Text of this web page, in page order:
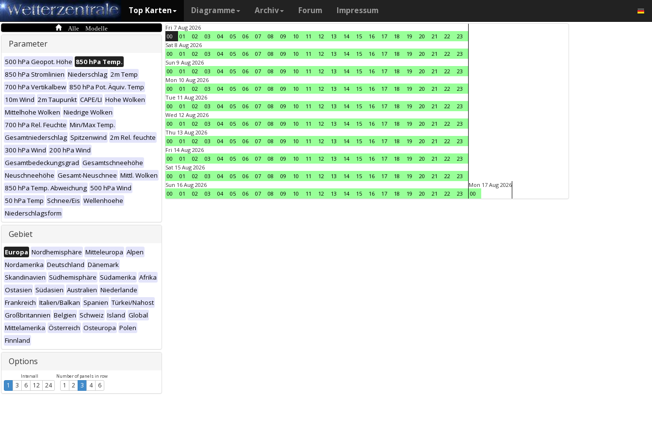
Top Karten Diagramme Archiv Forum Impressum
Alle Modelle
Parameter
500 hPa Geopot. Höhe 850 hPa Temp.
850 hPa Stromlinien Niederschlag 2m Temp
700 hPa Vertikalbew 850 hPa Pot. Äquiv. Temp
10m Wind 2m Taupunkt CAPE/LI Hohe Wolken
Mittelhohe Wolken Niedrige Wolken
700 hPa Rel. Feuchte Min/Max Temp.
Gesamtniederschlag Spitzenwind 2m Rel. feuchte
300 hPa Wind 200 hPa Wind
Gesamtbedeckungsgrad Gesamtschneehöhe
Neuschneehöhe Gesamt-Neuschnee Mittl. Wolken
850 hPa Temp. Abweichung 500 hPa Wind
50 hPa Temp Schnee/Eis Wellenhoehe
Niederschlagsform
Gebiet
Europa Nordhemisphäre Mitteleuropa Alpen
Nordamerika Deutschland Dänemark
Skandinavien Südhemisphäre Südamerika Afrika
Ostasien Südasien Australien Niederlande
Frankreich Italien/Balkan Spanien Türkei/Nahost
Großbritannien Belgien Schweiz Island Global
Mittelamerika Österreich Osteuropa Polen
Finnland
Options
Intervall
1 3 6 12 24
Number of panels in row
1 2 3 4 6
Fri 7 Aug 2026
00
01 02 03 04 05 06 07 08 09 10 11 12 13 14 15 16 17 18 19 20 21 22
23
Sat 8 Aug 2026
00
01 02 03 04 05 06 07 08 09 10 11 12 13 14 15 16 17 18 19 20 21 22
23
Sun 9 Aug 2026
00
01 02 03 04 05 06 07 08 09 10 11 12 13 14 15 16 17 18 19 20 21 22
23
Mon 10 Aug 2026
00
01 02 03 04 05 06 07 08 09 10 11 12 13 14 15 16 17 18 19 20 21 22
23
Tue 11 Aug 2026
00
01 02 03 04 05 06 07 08 09 10 11 12 13 14 15 16 17 18 19 20 21 22
23
Wed 12 Aug 2026
00
01 02 03 04 05 06 07 08 09 10 11 12 13 14 15 16 17 18 19 20 21 22
23
Thu 13 Aug 2026
00
01 02 03 04 05 06 07 08 09 10 11 12 13 14 15 16 17 18 19 20 21 22
23
Fri 14 Aug 2026
00
01 02 03 04 05 06 07 08 09 10 11 12 13 14 15 16 17 18 19 20 21 22
23
Sat 15 Aug 2026
00
01 02 03 04 05 06 07 08 09 10 11 12 13 14 15 16 17 18 19 20 21 22
23
Sun 16 Aug 2026
00
01 02 03 04 05 06 07 08 09 10 11 12 13 14 15 16 17 18 19 20 21 22 23
Mon 17 Aug 2026
00